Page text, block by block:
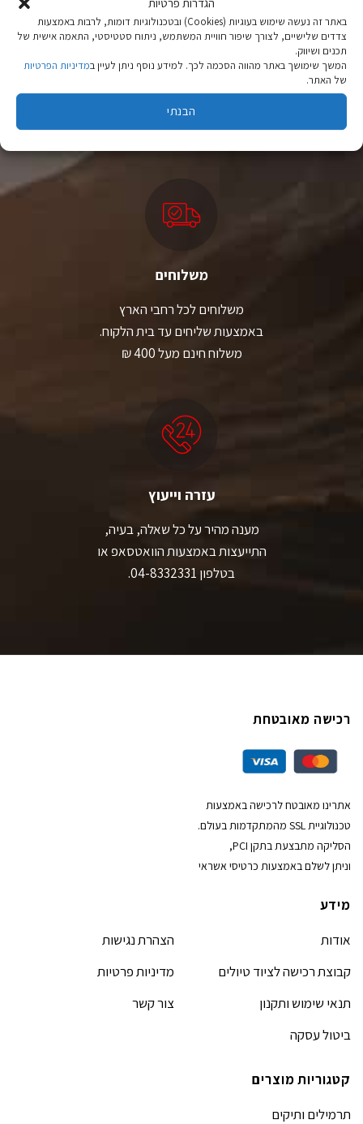
באתר זה נעשה שימוש בעוגיות (Cookies) ובטכנולוגיות דומות, לרבות באמצעות
צדדים שלישיים, לצורך שיפור חוויית המשתמש, ניתוח סטטיסטי, התאמה אישית של
תכנים ושיווק.
המשך שימושך באתר מהווה הסכמה לכך. למידע נוסף ניתן לעיין במדיניות הפרטיות
של האתר.
הבנתי
בעמוד
המוצר
ציוד טיולים
מהיבואן לצרכן
יבוא ישיר לצד מותגים מובילים במחירים ללא תחרות.
משלוחים
משלוחים לכל רחבי הארץ
באמצעות שליחים עד בית הלקוח.
משלוח חינם מעל 400 ₪
עזרה וייעוץ
מענה מהיר על כל שאלה, בעיה,
התייעצות באמצעות הוואטסאפ או
בטלפון 04-8332331.
רכישה מאובטחת
אתרינו מאובטח לרכישה באמצעות
טכנולוגיית SSL מהמתקדמות בעולם.
הסליקה מתבצעת בתקן PCI,
וניתן לשלם באמצעות כרטיסי אשראי
מידע
אודות
קבוצת רכישה לציוד טיולים
תנאי שימוש ותקנון
ביטול עסקה
הצהרת נגישות
מדיניות פרטיות
צור קשר
קטגוריות מוצרים
תרמילים ותיקים